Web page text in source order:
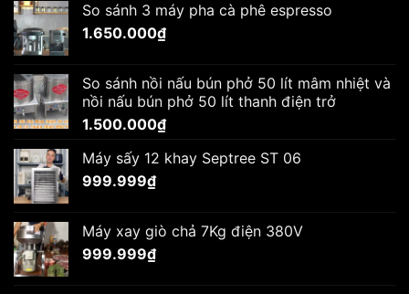
So sánh 3 máy pha cà phê espresso
1.650.000₫
So sánh nồi nấu bún phở 50 lít mâm nhiệt và
nồi nấu bún phở 50 lít thanh điện trở
1.500.000₫
Máy sấy 12 khay Septree ST 06
999.999₫
Máy xay giò chả 7Kg điện 380V
999.999₫